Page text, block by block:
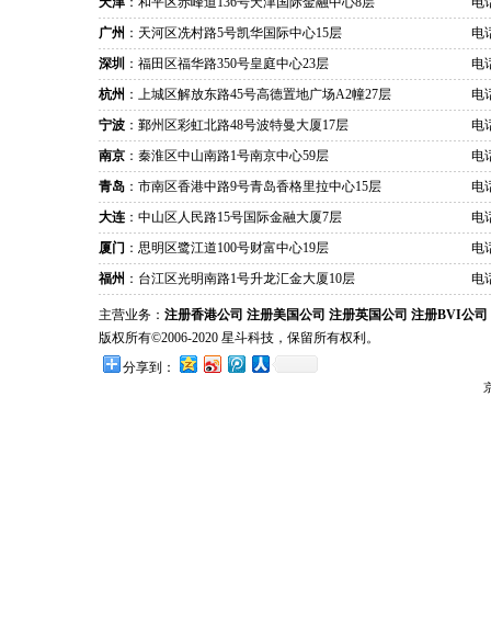
广州 ：天河区冼村路5号凯华国际中心15层
电
深圳 ：福田区福华路350号皇庭中心23层
电
杭州 ：上城区解放东路45号高德置地广场A2幢27层
电
宁波 ：鄞州区彩虹北路48号波特曼大厦17层
电
南京 ：秦淮区中山南路1号南京中心59层
电
青岛 ：市南区香港中路9号青岛香格里拉中心15层
电
大连 ：中山区人民路15号国际金融大厦7层
电
厦门 ：思明区鹭江道100号财富中心19层
电
福州 ：台江区光明南路1号升龙汇金大厦10层 电
主营业务： 注册香港公司 注册美国公司 注册英国公司 注册BVI公司
版权所有©2006-2020 星斗科技，保留所有权利。
分享到：